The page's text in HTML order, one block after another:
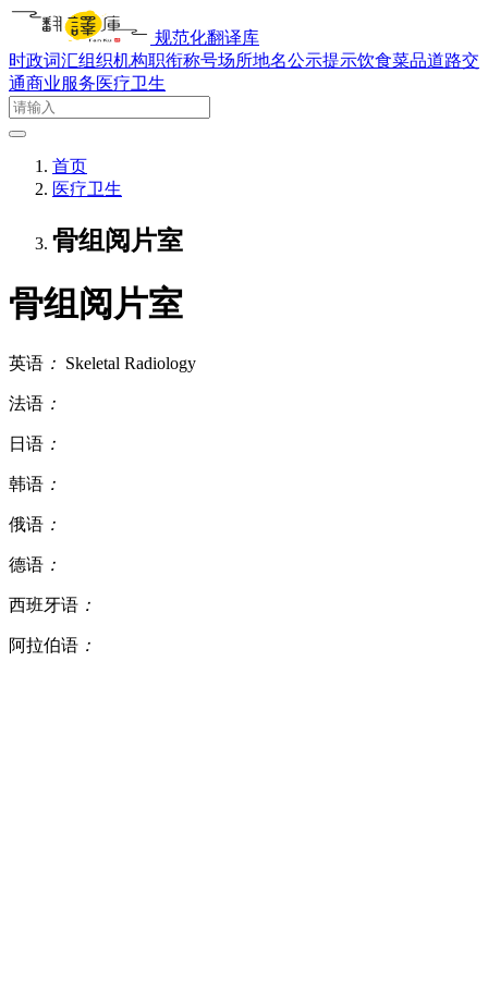
规范化翻译库
时政词汇组织机构职衔称号场所地名公示提示饮食菜品道路交
通商业服务医疗卫生
首页
医疗卫生
骨组阅片室
骨组阅片室
英语 ： Skeletal Radiology
法语 ：
日语 ：
韩语 ：
俄语 ：
德语 ：
西班牙语 ：
阿拉伯语 ：